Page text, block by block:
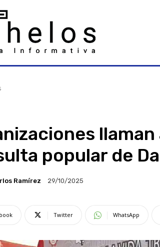
llaman
popular de
Ramírez 29/10/2025
Twitter WhatsApp